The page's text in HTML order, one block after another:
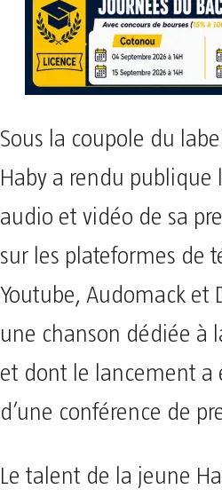
Sous la coupole du
Haby a rendu publique
audio et vidéo de sa
sur les plateformes de
Youtube, Audomack et
une chanson dédiée à
et dont le lancement a
d’une conférence de
Le talent de la jeune